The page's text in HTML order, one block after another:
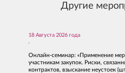
Другие
18 Августа 2026 года
,
Онлайн‑семинар: «Применение мер
участникам закупок. Риски,
контрактов, взыскание неустоек
ОТПРАВИТЬ
Вы можете подгрузить файл
ОТПРАВИТЬ
условиями защиты персональных
Федеральным законом от 27 июля
ОТПРАВИТЬ